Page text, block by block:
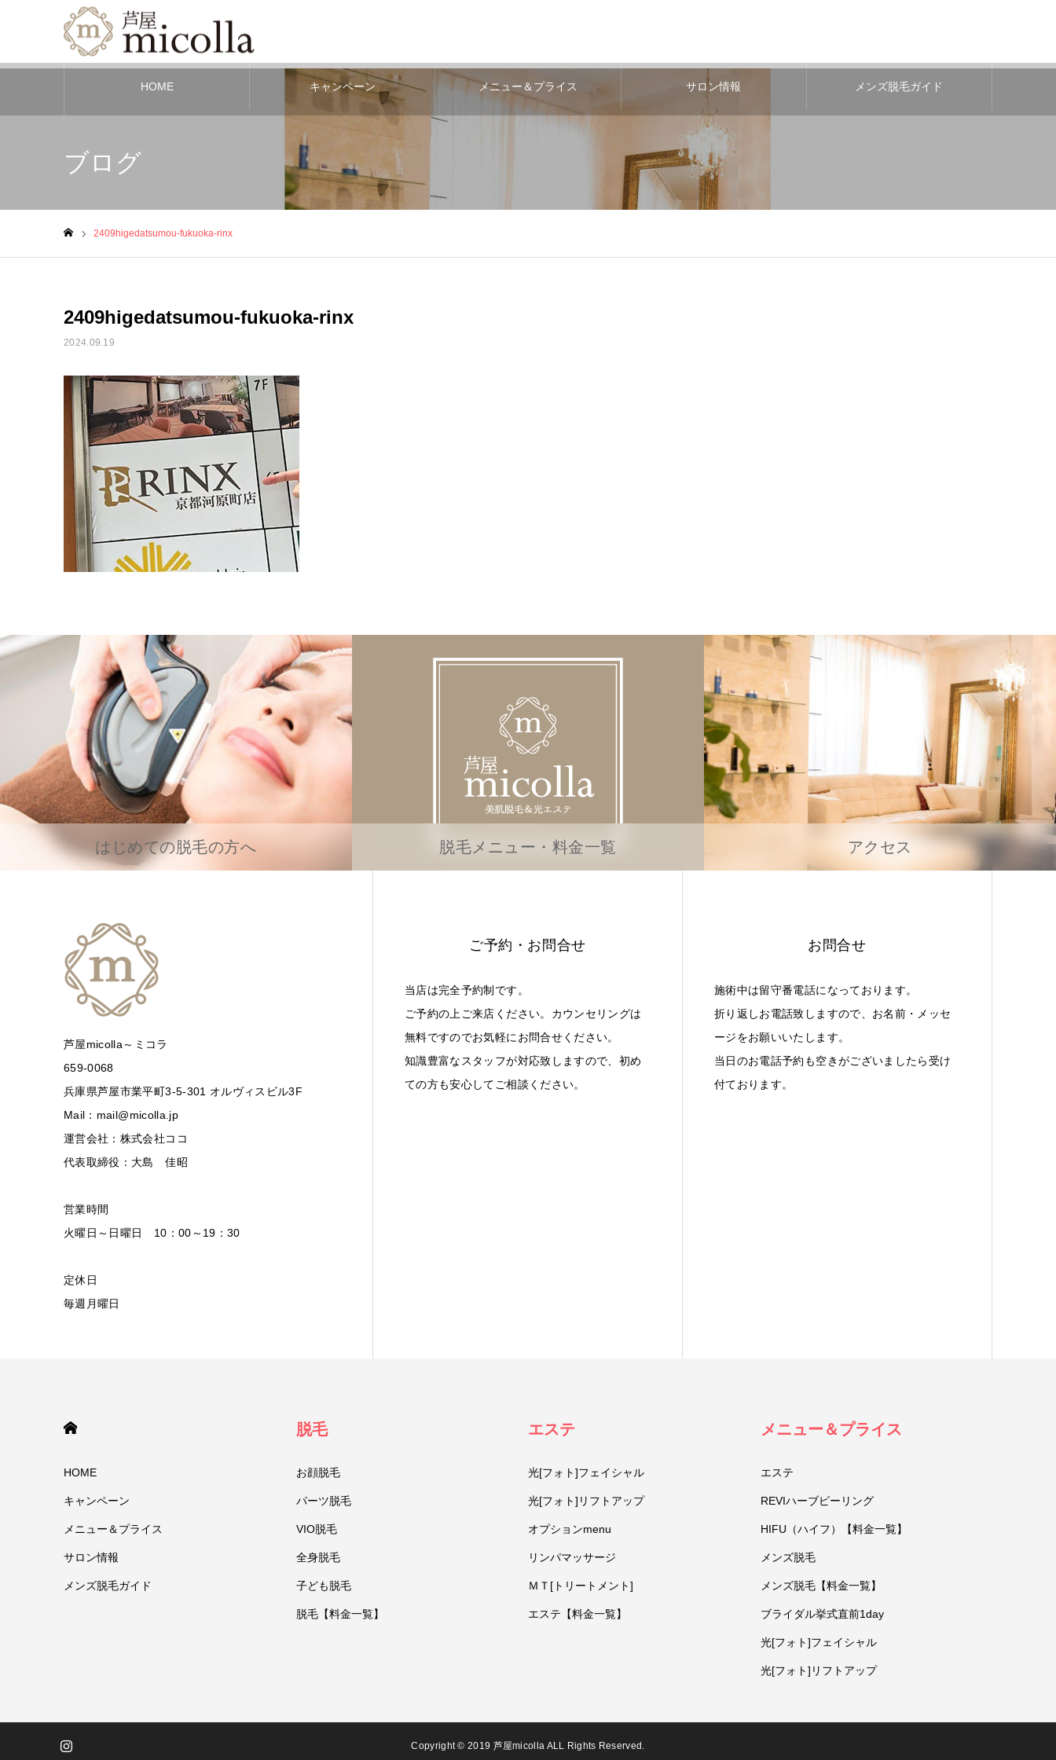
HOME キャンペーン メニュー＆プライス サロン情報 メンズ脱毛ガイド
ブログ
2409higedatsumou-fukuoka-rinx
2409higedatsumou-fukuoka-rinx
2024.09.19
はじめての脱毛の方へ 脱毛メニュー・料金一覧 アクセス
芦屋micolla～ミコラ
659-0068
兵庫県芦屋市業平町3-5-301 オルヴィスビル3F
Mail：mail@micolla.jp
運営会社：株式会社ココ
代表取締役：大島 佳昭
営業時間
火曜日～日曜日 10：00～19：30
定休日
毎週月曜日
ご予約・お問合せ
当店は完全予約制です。
ご予約の上ご来店ください。カウンセリングは
無料ですのでお気軽にお問合せください。
知識豊富なスタッフが対応致しますので、初め
ての方も安心してご相談ください。
お問合せ
施術中は留守番電話になっております。
折り返しお電話致しますので、お名前・メッセ
ージをお願いいたします。
当日のお電話予約も空きがございましたら受け
付ております。
HOME
キャンペーン
メニュー＆プライス
サロン情報
メンズ脱毛ガイド
脱毛
お顔脱毛
パーツ脱毛
VIO脱毛
全身脱毛
子ども脱毛
脱毛【料金一覧】
エステ
光[フォト]フェイシャル
光[フォト]リフトアップ
オプションmenu
リンパマッサージ
ＭＴ[トリートメント]
エステ【料金一覧】
メニュー＆プライス
エステ
REVIハーブピーリング
HIFU（ハイフ）【料金一覧】
メンズ脱毛
メンズ脱毛【料金一覧】
ブライダル挙式直前1day
光[フォト]フェイシャル
光[フォト]リフトアップ
Copyright © 2019 芦屋micolla ALL Rights Reserved.